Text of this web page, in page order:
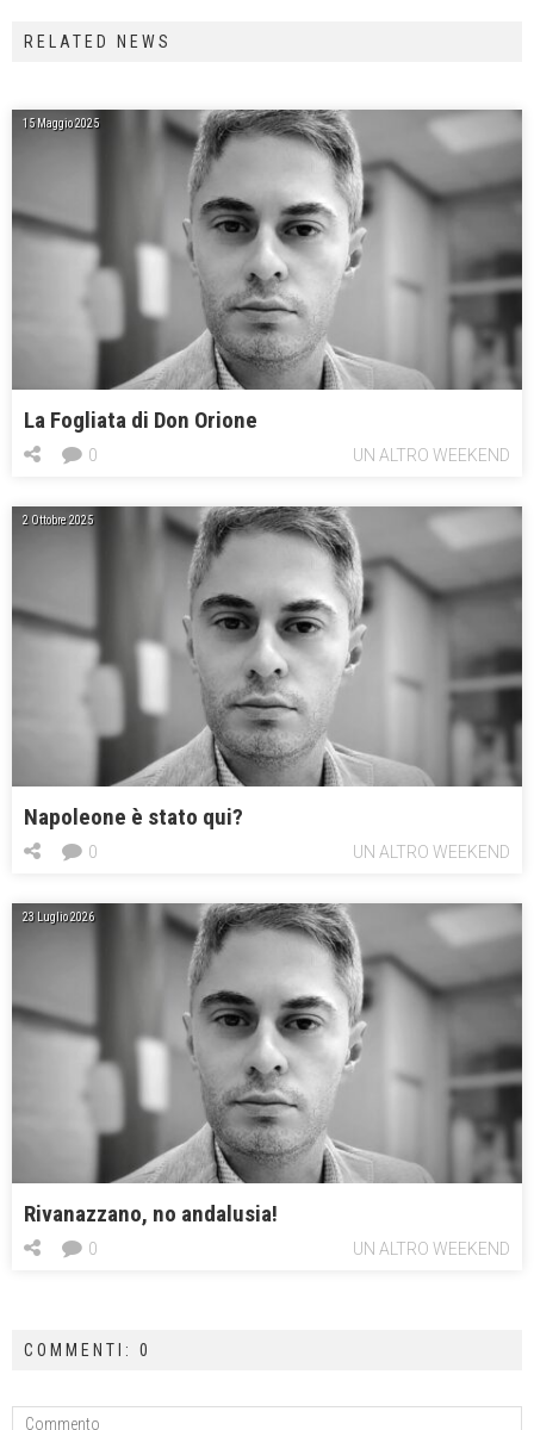
RELATED NEWS
15 Maggio 2025
La Fogliata di Don Orione
UN ALTRO WEEKEND
0
2 Ottobre 2025
Napoleone è stato qui?
UN ALTRO WEEKEND
0
23 Luglio 2026
Rivanazzano, no andalusia!
UN ALTRO WEEKEND
0
COMMENTI: 0